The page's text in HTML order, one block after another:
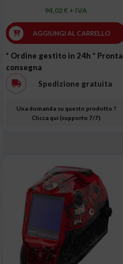
94,02 € + IVA
AGGIUNGI AL CARRELLO
* Ordine gestito in 24h * Pronta
consegna
Spedizione gratuita
Una domanda su questo prodotto ?
Clicca qui (supporto 7/7)